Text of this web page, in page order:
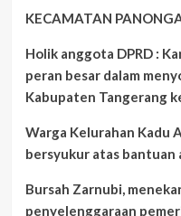
KECAMATAN
Holik anggota DPRD :
peran besar dalam
Kabupaten Tangerang
Warga Kelurahan Kadu
bersyukur atas bantuan
Bursah Zarnubi,
penyelenggaraan